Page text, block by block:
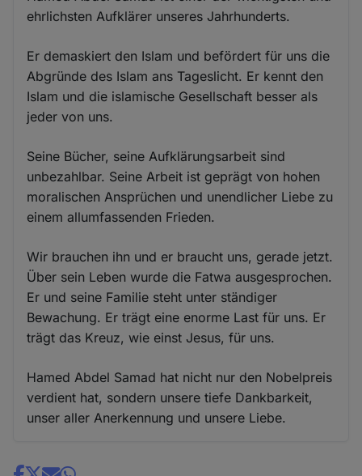
ehrlichsten Aufklärer unseres Jahrhunderts.
Er demaskiert den Islam und befördert für uns die
Abgründe des Islam ans Tageslicht. Er kennt den
Islam und die islamische Gesellschaft besser als
jeder von uns.
Seine Bücher, seine Aufklärungsarbeit sind
unbezahlbar. Seine Arbeit ist geprägt von hohen
moralischen Ansprüchen und unendlicher Liebe zu
einem allumfassenden Frieden.
Wir brauchen ihn und er braucht uns, gerade jetzt.
Über sein Leben wurde die Fatwa ausgesprochen.
Er und seine Familie steht unter ständiger
Bewachung. Er trägt eine enorme Last für uns. Er
trägt das Kreuz, wie einst Jesus, für uns.
Hamed Abdel Samad hat nicht nur den Nobelpreis
verdient hat, sondern unsere tiefe Dankbarkeit,
unser aller Anerkennung und unsere Liebe.